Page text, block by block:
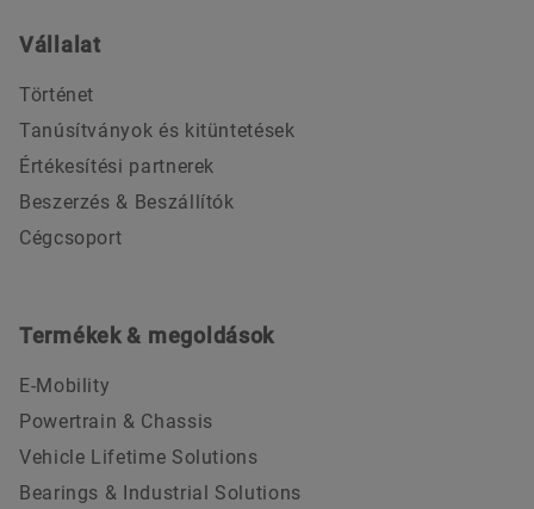
Vállalat
Történet
Tanúsítványok és kitüntetések
Értékesítési partnerek
Beszerzés & Beszállítók
Cégcsoport
Termékek & megoldások
E-Mobility
Powertrain & Chassis
Vehicle Lifetime Solutions
Bearings & Industrial Solutions